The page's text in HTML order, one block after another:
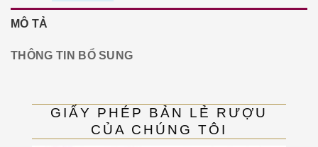
MÔ TẢ
THÔNG TIN BỔ SUNG
GIẤY PHÉP BẢN LẺ RƯỢU
CỦA CHÚNG TÔI